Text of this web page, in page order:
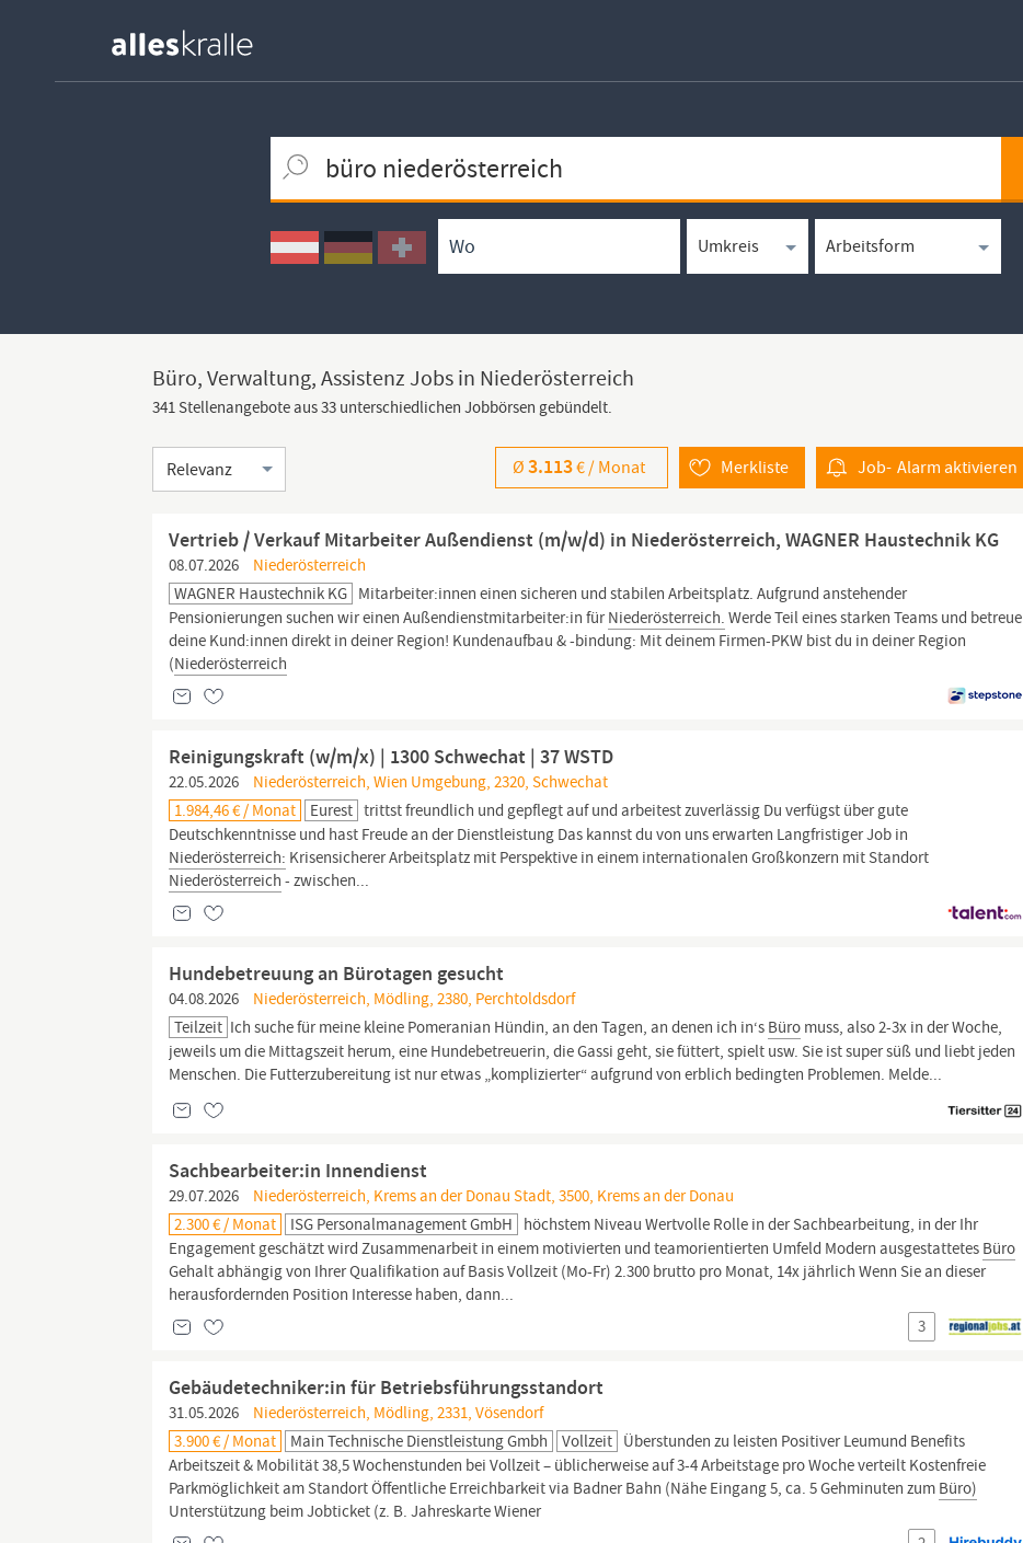
Ortssuche
Umkreissuche
Arbeitsform
Büro, Verwaltung, Assistenz Jobs in Niederösterreich
341 Stellenangebote aus 33 unterschiedlichen Jobbörsen gebündelt.
Sortierung Job- Alarmaktivieren
Merkliste
Ø3.113€ / Monat
Vertrieb / Verkauf Mitarbeiter Außendienst (m/w/d) in Niederösterreich, WAGNER Haustechnik KG
08.07.2026
Niederösterreich
WAGNER Haustechnik KG Mitarbeiter:innen einen sicheren und stabilen Arbeitsplatz. Aufgrund anstehender
Pensionierungen suchen wir einen Außendienstmitarbeiter:in fürNiederösterreich. Werde Teil eines starken Teams und betreue
deine Kund:innen direkt in deiner Region! Kundenaufbau & -bindung: Mit deinem Firmen-PKW bist du in deiner Region
(Niederösterreich
Reinigungskraft (w/m/x) | 1300 Schwechat | 37 WSTD
22.05.2026
Niederösterreich, Wien Umgebung, 2320, Schwechat
1.984,46 € / Monat
Eurest trittst freundlich und gepflegt auf und arbeitest zuverlässig Du verfügst über gute
Deutschkenntnisse und hast Freude an der Dienstleistung Das kannst du von uns erwarten Langfristiger Job in
Niederösterreich: Krisensicherer Arbeitsplatz mit Perspektive in einem internationalen Großkonzern mit Standort
Niederösterreich - zwischen...
Hundebetreuung an Bürotagen gesucht
04.08.2026
Niederösterreich, Mödling, 2380, Perchtoldsdorf
Teilzeit Ich suche für meine kleine Pomeranian Hündin, an den Tagen, an denen ich in‘s Büro muss, also 2-3x in der Woche,
jeweils um die Mittagszeit herum, eine Hundebetreuerin, die Gassi geht, sie füttert, spielt usw. Sie ist super süß und liebt jeden
Menschen. Die Futterzubereitung ist nur etwas „komplizierter“ aufgrund von erblich bedingten Problemen. Melde...
Sachbearbeiter:in Innendienst
29.07.2026
Niederösterreich, Krems an der Donau Stadt, 3500, Krems an der Donau
2.300 € / Monat
ISG Personalmanagement GmbH höchstem Niveau Wertvolle Rolle in der Sachbearbeitung, in der Ihr
Engagement geschätzt wird Zusammenarbeit in einem motivierten und teamorientierten Umfeld Modern ausgestattetes Büro
Gehalt abhängig von Ihrer Qualifikation auf Basis Vollzeit (Mo-Fr) 2.300 brutto pro Monat, 14x jährlich Wenn Sie an dieser
herausfordernden Position Interesse haben, dann...
3
Gebäudetechniker:in für Betriebsführungsstandort
31.05.2026
Niederösterreich, Mödling, 2331, Vösendorf
3.900 € / Monat
Main Technische Dienstleistung Gmbh Vollzeit Überstunden zu leisten Positiver Leumund Benefits
Arbeitszeit & Mobilität 38,5 Wochenstunden bei Vollzeit – üblicherweise auf 3-4 Arbeitstage pro Woche verteilt Kostenfreie
Parkmöglichkeit am Standort Öffentliche Erreichbarkeit via Badner Bahn (Nähe Eingang 5, ca. 5 Gehminuten zum Büro)
Unterstützung beim Jobticket (z. B. Jahreskarte Wiener